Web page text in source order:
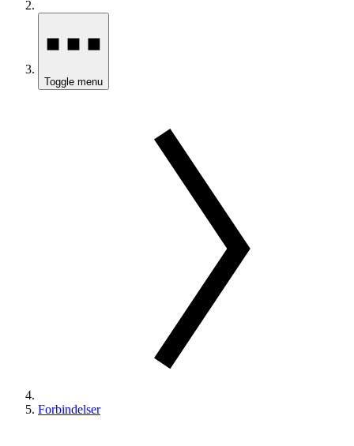
Toggle menu
Forbindelser